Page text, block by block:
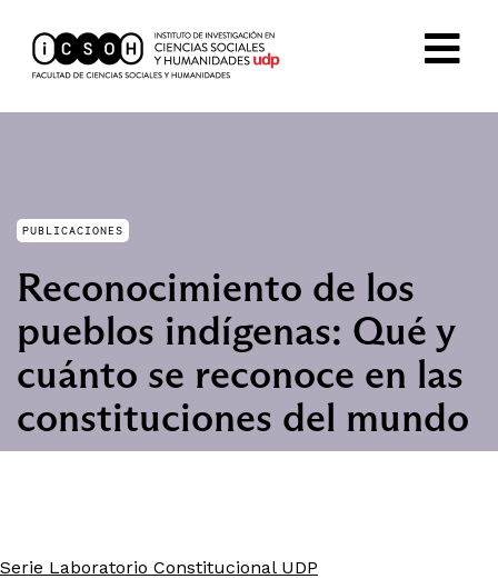
PUBLICACIONES
Reconocimiento de los
pueblos indígenas: Qué y
cuánto se reconoce en las
constituciones del mundo
Serie Laboratorio Constitucional UDP